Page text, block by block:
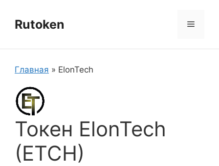
содержимому
Rutoken Меню
Главная » ElonTech
Токен ElonTech
(ETCH)